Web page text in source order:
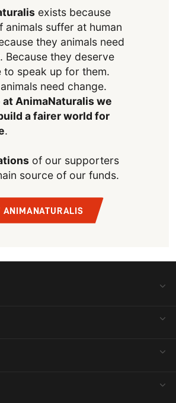
exists because
animals suffer at human
they animals need
Because they deserve
to speak up for them.
need change.
at AnimaNaturalis we
a fairer world for
.
of our supporters
source of our funds.
ANIMANATURALIS